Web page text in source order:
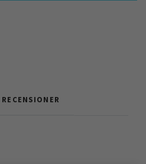
RECENSIONER